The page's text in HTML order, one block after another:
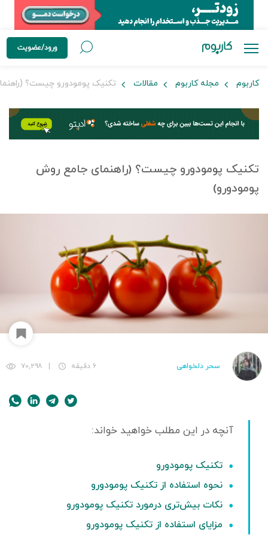
ورود/عضویت
کاربوم مجله کاربوم مقالات تکنیک پومودورو چیست؟
تکنیک پومودورو چیست؟ (راهنمای جامع روش
پومودورو)
سحر دلخواهی ۶ دقیقه ۷۰,۲۹۸
تکنیک پومودورو
نحوه استفاده از تکنیک پومودورو
نکات بیش‌تری درمورد تکنیک پومودورو
مزایای استفاده از تکنیک پومودورو